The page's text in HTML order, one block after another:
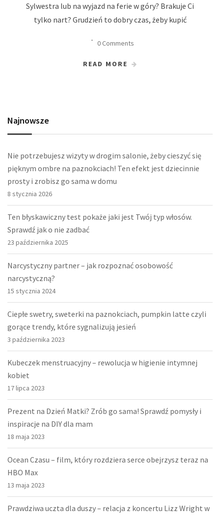
Sylwestra lub na wyjazd na ferie w góry? Brakuje Ci
tylko nart? Grudzień to dobry czas, żeby kupić
0 Comments
READ MORE
Najnowsze
Nie potrzebujesz wizyty w drogim salonie, żeby cieszyć się
pięknym ombre na paznokciach! Ten efekt jest dziecinnie
prosty i zrobisz go sama w domu
8 stycznia 2026
Ten błyskawiczny test pokaże jaki jest Twój typ włosów.
Sprawdź jak o nie zadbać
23 października 2025
Narcystyczny partner – jak rozpoznać osobowość
narcystyczną?
15 stycznia 2024
Ciepłe swetry, sweterki na paznokciach, pumpkin latte czyli
gorące trendy, które sygnalizują jesień
3 października 2023
Kubeczek menstruacyjny – rewolucja w higienie intymnej
kobiet
17 lipca 2023
Prezent na Dzień Matki? Zrób go sama! Sprawdź pomysły i
inspiracje na DIY dla mam
18 maja 2023
Ocean Czasu – film, który rozdziera serce obejrzysz teraz na
HBO Max
13 maja 2023
Prawdziwa uczta dla duszy – relacja z koncertu Lizz Wright w